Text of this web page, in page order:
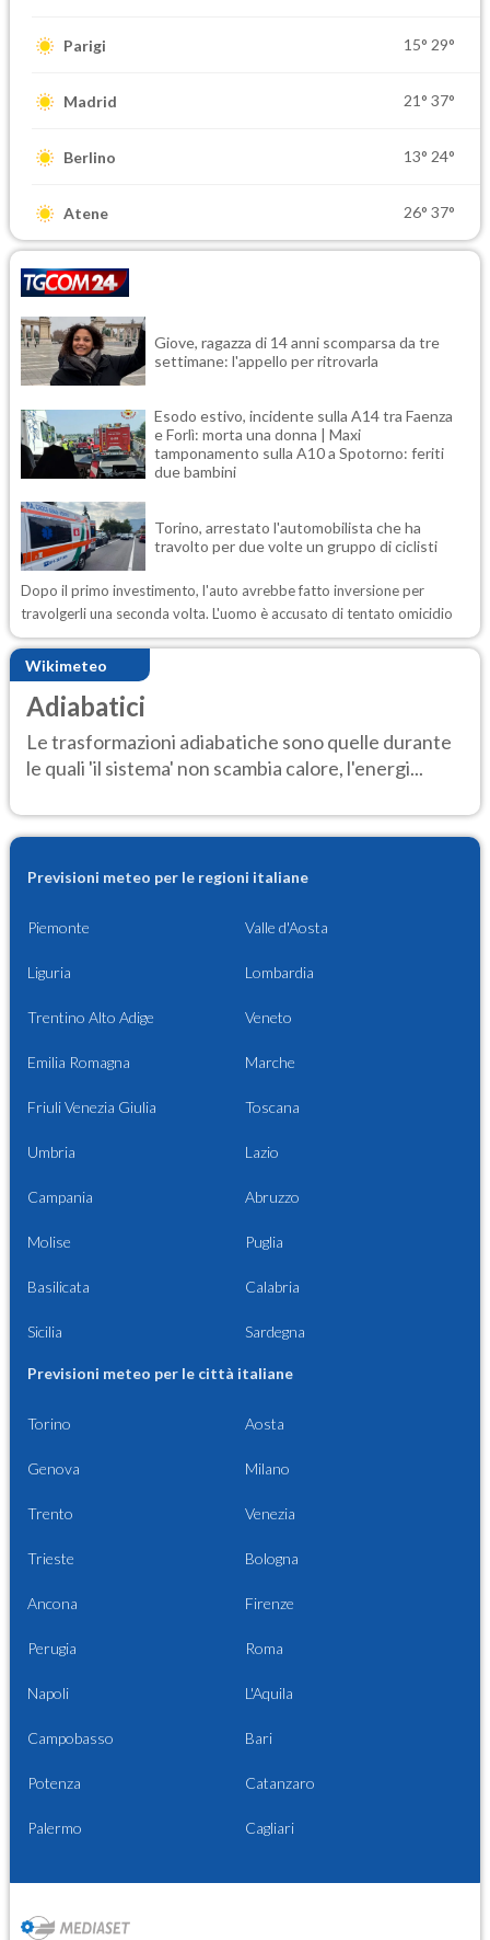
Parigi 15° 29°
Madrid 21° 37°
Berlino 13° 24°
Atene 26° 37°
Giove, ragazza di 14 anni scomparsa da tre
settimane: l'appello per ritrovarla
Esodo estivo, incidente sulla A14 tra Faenza
e Forlì: morta una donna | Maxi
tamponamento sulla A10 a Spotorno: feriti
due bambini
Torino, arrestato l'automobilista che ha
travolto per due volte un gruppo di ciclisti
Dopo il primo investimento, l'auto avrebbe fatto inversione per
travolgerli una seconda volta. L'uomo è accusato di tentato omicidio
Wikimeteo
Adiabatici
Le trasformazioni adiabatiche sono quelle durante
le quali 'il sistema' non scambia calore, l'energi...
Previsioni meteo per le regioni italiane
Piemonte Valle d'Aosta
Liguria Lombardia
Trentino Alto Adige Veneto
Emilia Romagna Marche
Friuli Venezia Giulia Toscana
Umbria Lazio
Campania Abruzzo
Molise Puglia
Basilicata Calabria
Sicilia Sardegna
Previsioni meteo per le città italiane
Torino Aosta
Genova Milano
Trento Venezia
Trieste Bologna
Ancona Firenze
Perugia Roma
Napoli L'Aquila
Campobasso Bari
Potenza Catanzaro
Palermo Cagliari